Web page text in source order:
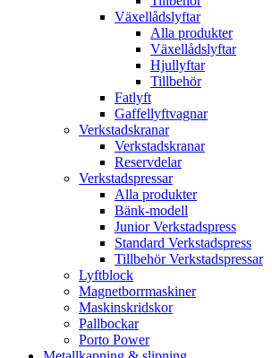
Växellådslyftar
Alla produkter
Växellådslyftar
Hjullyftar
Tillbehör
Fatlyft
Gaffellyftvagnar
Verkstadskranar
Verkstadskranar
Reservdelar
Verkstadspressar
Alla produkter
Bänk-modell
Junior Verkstadspress
Standard Verkstadspress
Tillbehör Verkstadspressar
Lyftblock
Magnetborrmaskiner
Maskinskridskor
Pallbockar
Porto Power